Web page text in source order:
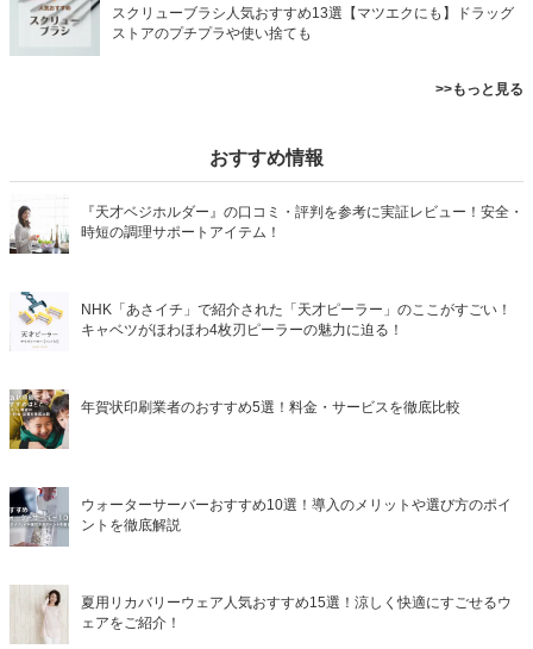
スクリューブラシ人気おすすめ13選【マツエクにも】ドラッグ
ストアのプチプラや使い捨ても
>>もっと見る
おすすめ情報
『天才ベジホルダー』の口コミ・評判を参考に実証レビュー！安全・
時短の調理サポートアイテム！
NHK「あさイチ」で紹介された「天才ピーラー」のここがすごい！
キャベツがほわほわ4枚刃ピーラーの魅力に迫る！
年賀状印刷業者のおすすめ5選！料金・サービスを徹底比較
ウォーターサーバーおすすめ10選！導入のメリットや選び方のポイ
ントを徹底解説
夏用リカバリーウェア人気おすすめ15選！涼しく快適にすごせるウ
ェアをご紹介！